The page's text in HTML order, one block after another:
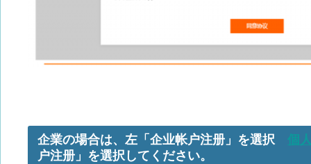
企業の場合は、左「企业帐户注册」を選択個
户注册」を選択してください。